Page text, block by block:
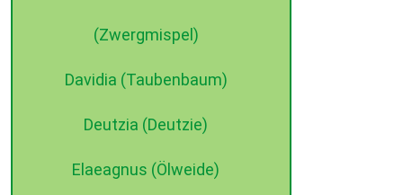
(Zwergmispel)
Davidia (Taubenbaum)
Deutzia (Deutzie)
Elaeagnus (Ölweide)